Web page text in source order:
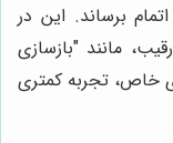
برساند. این در
مانند "بازسازی
خاص، تجربه کمتری